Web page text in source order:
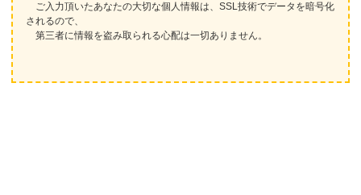
ご入力頂いたあなたの大切な個人情報は、SSL技術でデータを暗号化
されるので、
第三者に情報を盗み取られる心配は一切ありません。